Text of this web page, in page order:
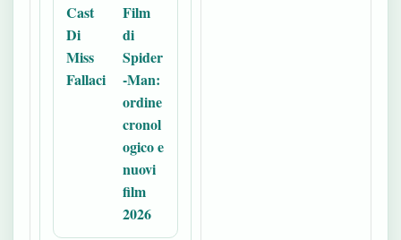
Cast
Di
Miss
Fallaci
Film
di
Spider
-Man:
ordine
cronol
ogico e
nuovi
film
2026